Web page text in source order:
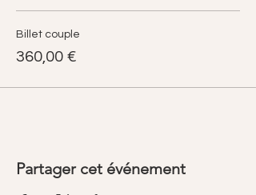
Billet couple
360,00 €
Partager cet événement